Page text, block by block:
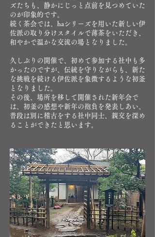
ズたちも、静かにじっと点前を見つめていた
のが印象的です。
続く茶会では、haシリーズを用いた新しい伊
佐派の取り分けスタイルで薄茶をいただき、
和やかで温かな交流の場となりました。
久しぶりの開催で、初めて参加する社中も多
かったのですが、伝統を守りながらも、新た
な挑戦を続ける伊佐派を象徴するような初釜
となりました。
その後、場所を移して開催された新年会で
は、初釜の感想や新年の抱負を発表しあい、
普段は別に稽古をする社中同士、親交を深め
ることができたと思います。